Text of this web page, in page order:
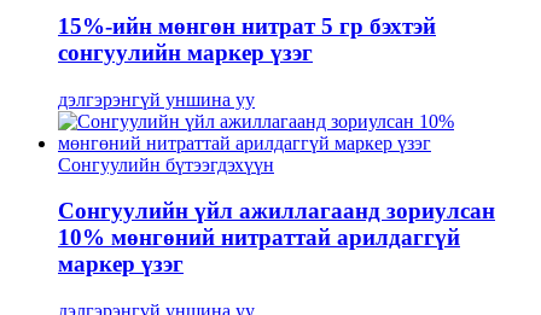
15%-ийн мөнгөн нитрат 5 гр бэхтэй
сонгуулийн маркер үзэг
дэлгэрэнгүй уншина уу
Сонгуулийн бүтээгдэхүүн
Сонгуулийн үйл ажиллагаанд зориулсан
10% мөнгөний нитраттай арилдаггүй
маркер үзэг
дэлгэрэнгүй уншина уу